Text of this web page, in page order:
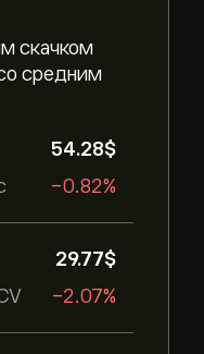
скачком
средним
54.28‎$‎
-0.82%
29.77‎$‎
-2.07%